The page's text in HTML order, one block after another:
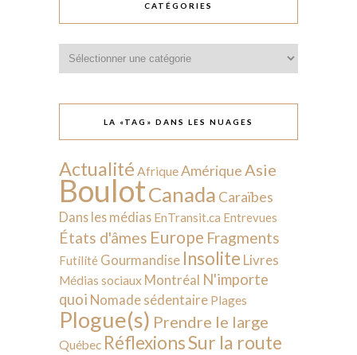
CATÉGORIES
LA «TAG» DANS LES NUAGES
Actualité AfriqueAmériqueAsie
BoulotCanada Caraïbes
Dans les médias EnTransit.ca Entrevues
États d'âmes Europe Fragments
Futilité Gourmandise Insolite Livres
Médias sociaux Montréal N'importe
quoi Nomade sédentaire Plages
Plogue(s) Prendre le large
Québec RéflexionsSur la route